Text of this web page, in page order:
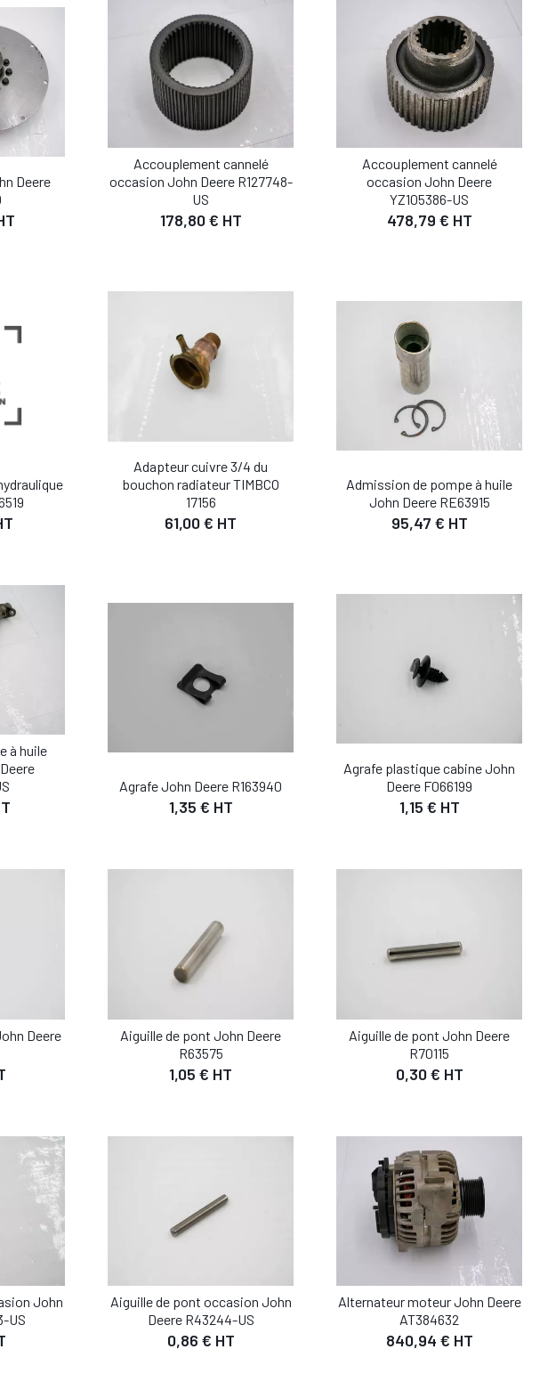
Deere
Accouplement cannelé
occasion John Deere R127748-
US
178,80 € HT
Accouplement cannelé
occasion John Deere
YZ105386-US
478,79 € HT
Adapteur cuivre 3/4 du
bouchon radiateur TIMBCO
17156
61,00 € HT
Admission de pompe à huile
John Deere RE63915
95,47 € HT
à huile
Agrafe John Deere R163940
1,35 € HT
Agrafe plastique cabine John
Deere F066199
1,15 € HT
Deere
Aiguille de pont John Deere
R63575
1,05 € HT
DÉTAIL
Aiguille de pont John Deere
R70115
0,30 € HT
DÉTAIL
John
US
Aiguille de pont occasion John
Deere R43244-US
0,86 € HT
DÉTAIL
AJOUTER AU PANIER
Alternateur moteur John Deere
AT384632
840,94 € HT
DÉTAIL
AJOUTER AU PANIER
DÉTAIL
AJOUTER AU PANIER
DÉTAIL
AJOUTER AU PANIER